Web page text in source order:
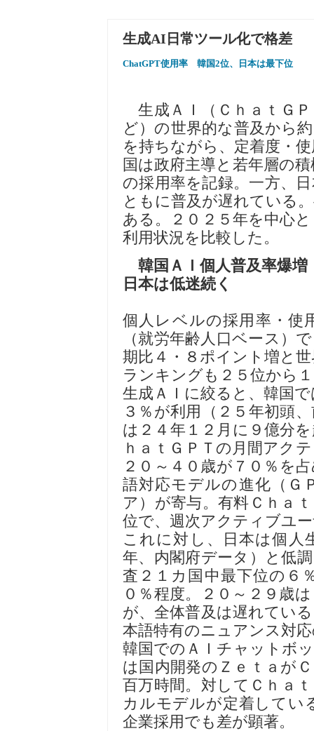
生成AI日常ツール化で格差
ChatGPT使用率 韓国2位、日本は最下位
生成ＡＩ（ＣｈａｔＧ
ど）の世界的な普及から
を持ちながら、定着度・
国は政府主導と若年層の
の採用率を記録。一方、
ともに普及が遅れている
ある。２０２５年を中心
利用状況を比較した。
韓国ＡＩ個人普及率爆増
日本は低迷続く
個人レベルの採用率・使
（就労年齢人口ベース）
期比４・８ポイント増と
ランキングも２５位から
生成ＡＩに絞ると、韓国
３％が利用（２５年初頭
は２４年１２月に９億分
ｈａｔＧＰＴの月間アク
２０～４０歳が７０％を
語対応モデルの進化（Ｇ
ア）が寄与。有料Ｃｈａ
位で、週次アクティブユ
これに対し、日本は個人
年、内閣府データ）と低
査２１カ国中最下位の６
０％程度。２０～２９歳
が、全体普及は遅れてい
本語特有のニュアンス対
韓国でのＡＩチャットボ
は国内開発のＺｅｔａが
百万時間。対してＣｈａ
カルモデルが定着してい
企業採用でも差が顕著。